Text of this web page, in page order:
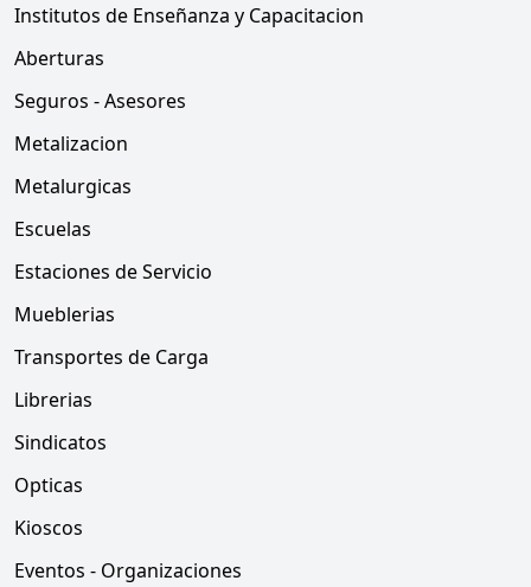
Institutos de Enseñanza y Capacitacion
Aberturas
Seguros - Asesores
Metalizacion
Metalurgicas
Escuelas
Estaciones de Servicio
Mueblerias
Transportes de Carga
Librerias
Sindicatos
Opticas
Kioscos
Eventos - Organizaciones